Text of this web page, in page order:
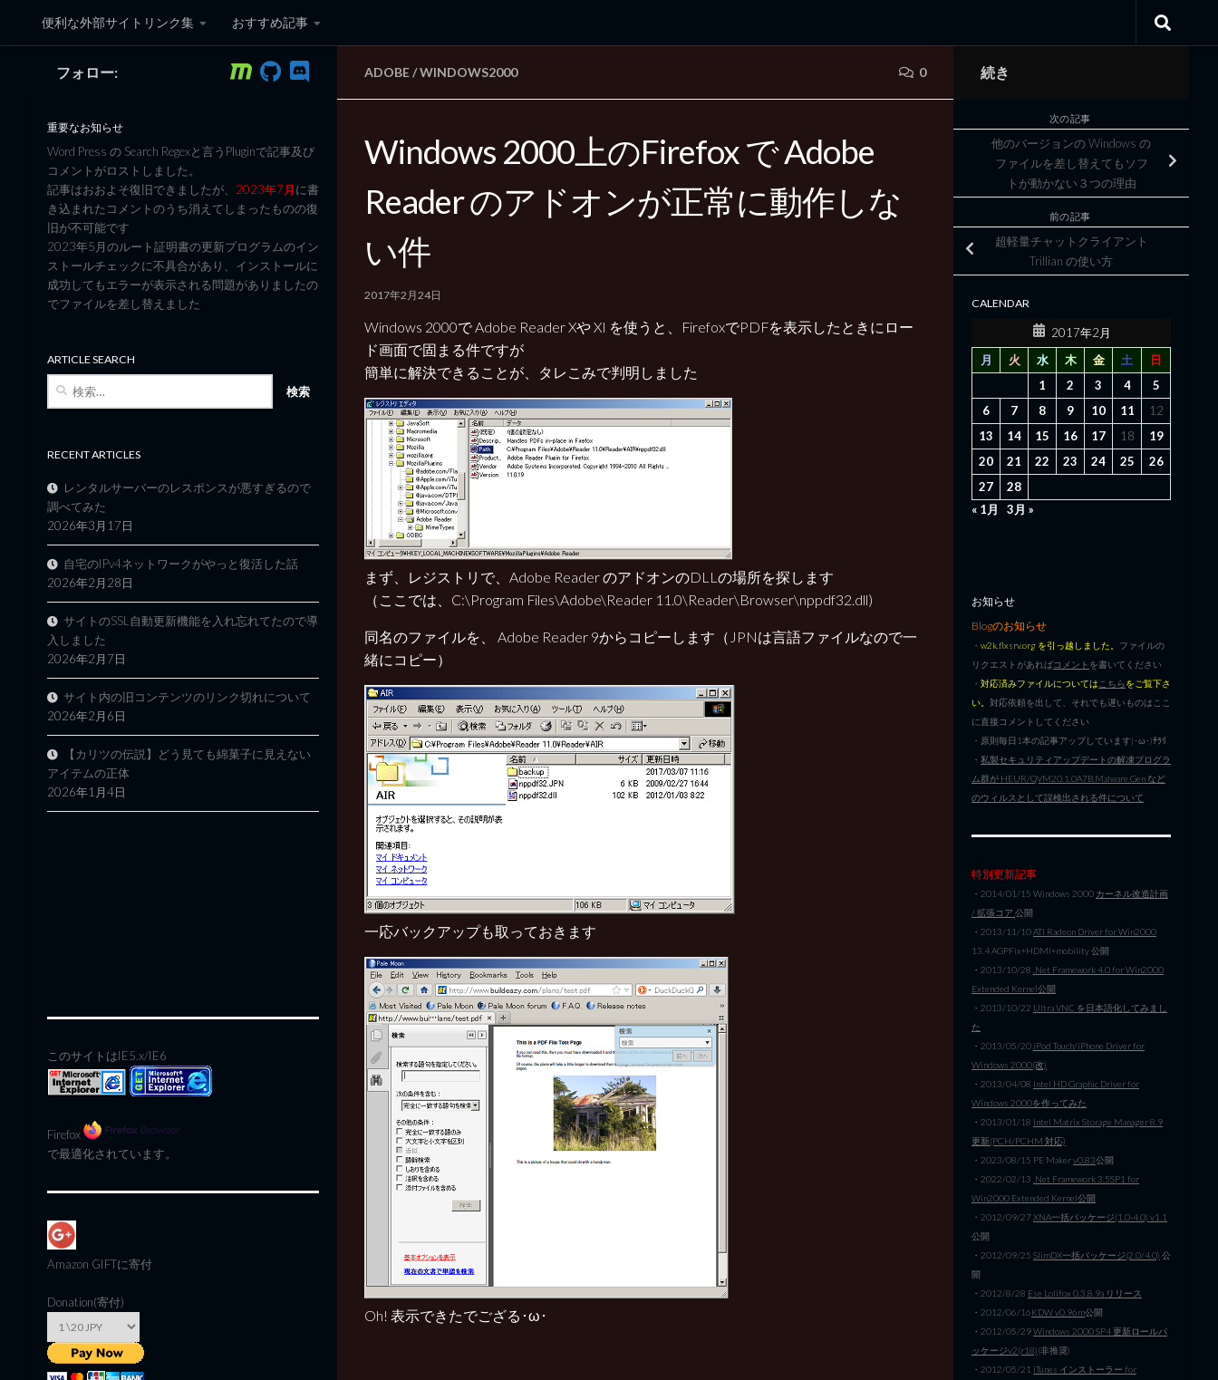
コンテンツへスキップ
便利な外部サイトリンク集 おすすめ記事
黒翼猫のコンピュータ日記 3rd Edition
ADOBE/WINDOWS2000 0
Windows 2000上のFirefox で Adobe
Reader のアドオンが正常に動作しな
い件
2017年2月24日
Windows 2000で Adobe Reader Xや XI を使うと、FirefoxでPDFを表示したときにロー
ド画面で固まる件ですが
簡単に解決できることが、タレこみで判明しました
まず、レジストリで、Adobe Reader のアドオンのDLLの場所を探します
（ここでは、C:\Program Files\Adobe\Reader 11.0\Reader\Browser\nppdf32.dll)
同名のファイルを、 Adobe Reader 9からコピーします（JPNは言語ファイルなので一
緒にコピー）
一応バックアップも取っておきます
Oh! 表示できたでござる･ω･
フォロー:
重要なお知らせ
Word Press の Search Regexと言うPluginで記事及び
コメントがロストしました。
記事はおおよそ復旧できましたが、 2023年7月に書
き込まれたコメントのうち消えてしまったものの復
旧が不可能です
2023年5月のルート証明書の更新プログラムのイン
ストールチェックに不具合があり、インストールに
成功してもエラーが表示される問題がありましたの
でファイルを差し替えました
ARTICLE SEARCH
RECENT ARTICLES
レンタルサーバーのレスポンスが悪すぎるので
調べてみた
2026年3月17日
自宅のIPv4ネットワークがやっと復活した話
2026年2月28日
サイトのSSL自動更新機能を入れ忘れてたので導
入しました
2026年2月7日
サイト内の旧コンテンツのリンク切れについて
2026年2月6日
【カリツの伝説】どう見ても綿菓子に見えない
アイテムの正体
2026年1月4日
このサイトはIE5.x/IE6
Firefox
で最適化されています。
Amazon GIFTに寄付
Donation(寄付)
続き
次の記事
他のバージョンの Windows の
ファイルを差し替えてもソフ
トが動かない３つの理由
前の記事
超軽量チャットクライアント
Trillian の使い方
CALENDAR
2017年2月
月
火 水 木 金 土
日
1
2 3 4
5
6
7 8 9 10 11
12
13
14 15 16 17 18
19
20
21 22 23 24 25
26
27
28
« 1月
3月 »
お知らせ
Blogのお知らせ
・ w2k.flxsrv.org を引っ越しました。 ファイルの
リクエストがあればコメント を書いてください
・ 対応済みファイルについては こちらをご覧下さ
い。 対応依頼を出して、それでも遅いものはここ
に直接コメントしてください
・原則毎日1本の記事アップしています|･ω･)ﾁﾗﾘ
・ 私製セキュリティアップデートの解凍プログラ
ム群が HEUR/QVM20.1.0A7B.Malware.Gen など
のウィルスとして誤検出される件について
特別更新記事
・2014/01/15 Windows 2000 カーネル改造計画
/ 拡張コア 公開
・2013/11/10ATI Radeon Driver for Win2000
13.4 AGPFix+HDMI+mobility 公開
・2013/10/28 .Net Framework 4.0 for Win2000
Extended Kernel公開
・2013/10/22 Ultra VNC を日本語化してみまし
た
・2013/05/20 iPod Touch/iPhone Driver for
Windows 2000(改)
・2013/04/08 Intel HD Graphic Driver for
Windows 2000を作ってみた
・2013/01/18 Intel Matrix Storage Manager 8.9
更新(PCH/PCHM 対応)
・2023/08/15 PE Makerv0.83公開
・2022/02/13 .Net Framework 3.5SP1 for
Win2000 Extended Kernel公開
・2012/09/27XNA一括パッケージ(1.0-4.0) v1.1
公開
・2012/09/25 SlimDX一括パッケージ(2.0/4.0) 公
開
・2012/8/28 Ese Lolifox 0.3.8.9a リリース
・2012/06/16KDW v0.96m公開
・2012/05/29Windows 2000 SP4 更新ロールパ
ッケージv2(r18)(非推奨)
・2012/05/21 iTunes インストーラー for